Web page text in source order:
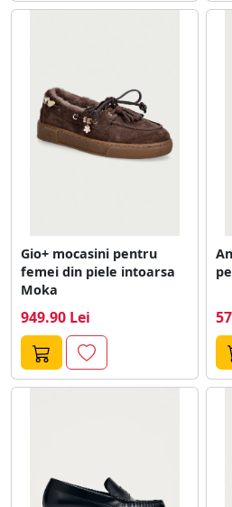
Gio+ mocasini pentru
femei din piele intoarsa
Moka
949.90 Lei